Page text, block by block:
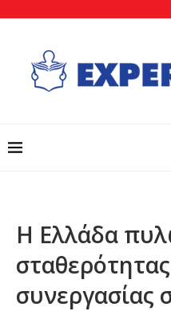
Η Ελλάδα
συνεργασίας